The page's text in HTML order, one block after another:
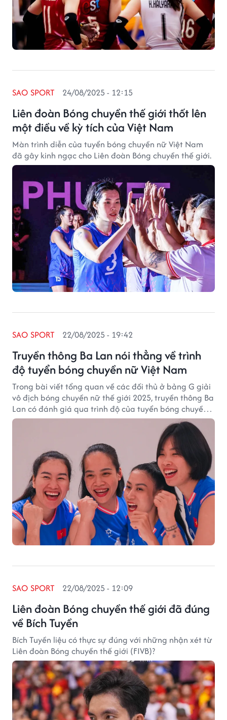
Liên đoàn Bóng chuyền thế giới thốt lên
một điều về kỳ tích của Việt Nam
SAO SPORT 24/08/2025 - 12:15
Màn trình diễn của tuyển bóng chuyền nữ Việt Nam
đã gây kinh ngạc cho Liên đoàn Bóng chuyền thế giới.
Truyền thông Ba Lan nói thẳng về trình
độ tuyển bóng chuyền nữ Việt Nam
SAO SPORT 22/08/2025 - 19:42
Trong bài viết tổng quan về các đối thủ ở bảng G giải
vô địch bóng chuyền nữ thế giới 2025, truyền thông Ba
Lan có đánh giá qua trình độ của tuyển bóng chuyền
nữ Việt Nam.
Liên đoàn Bóng chuyền thế giới đã đúng
về Bích Tuyền
SAO SPORT 22/08/2025 - 12:09
Bích Tuyền liệu có thực sự đúng với những nhận xét từ
Liên đoàn Bóng chuyền thế giới (FIVB)?